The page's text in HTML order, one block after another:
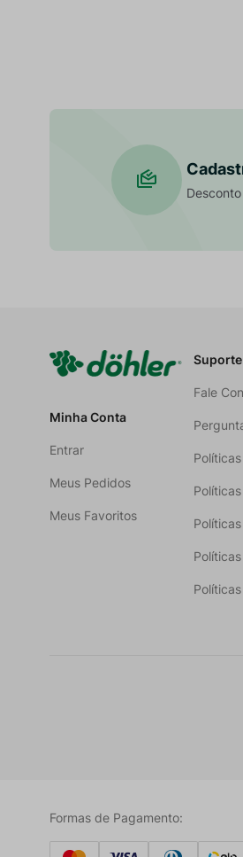
Minha Conta
Entrar
Meus Pedidos
Meus Favoritos
Suporte
Fale
Formas de Pagamento: